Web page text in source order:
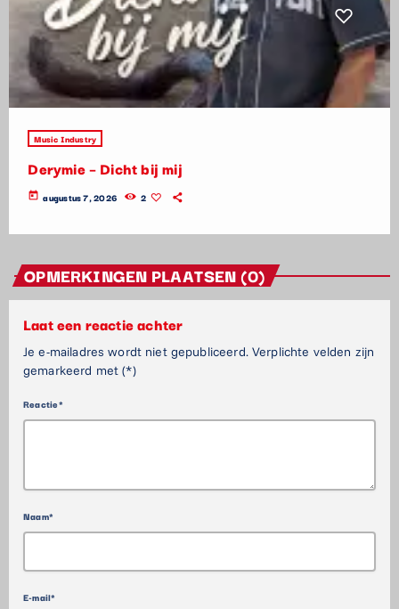
Music Industry
Derymie – Dicht bij mij
today augustus 7, 2026 2
OPMERKINGEN PLAATSEN (0)
Laat een reactie achter
Je e-mailadres wordt niet gepubliceerd. Verplichte velden zijn
gemarkeerd met (*)
Reactie*
Naam*
E-mail*